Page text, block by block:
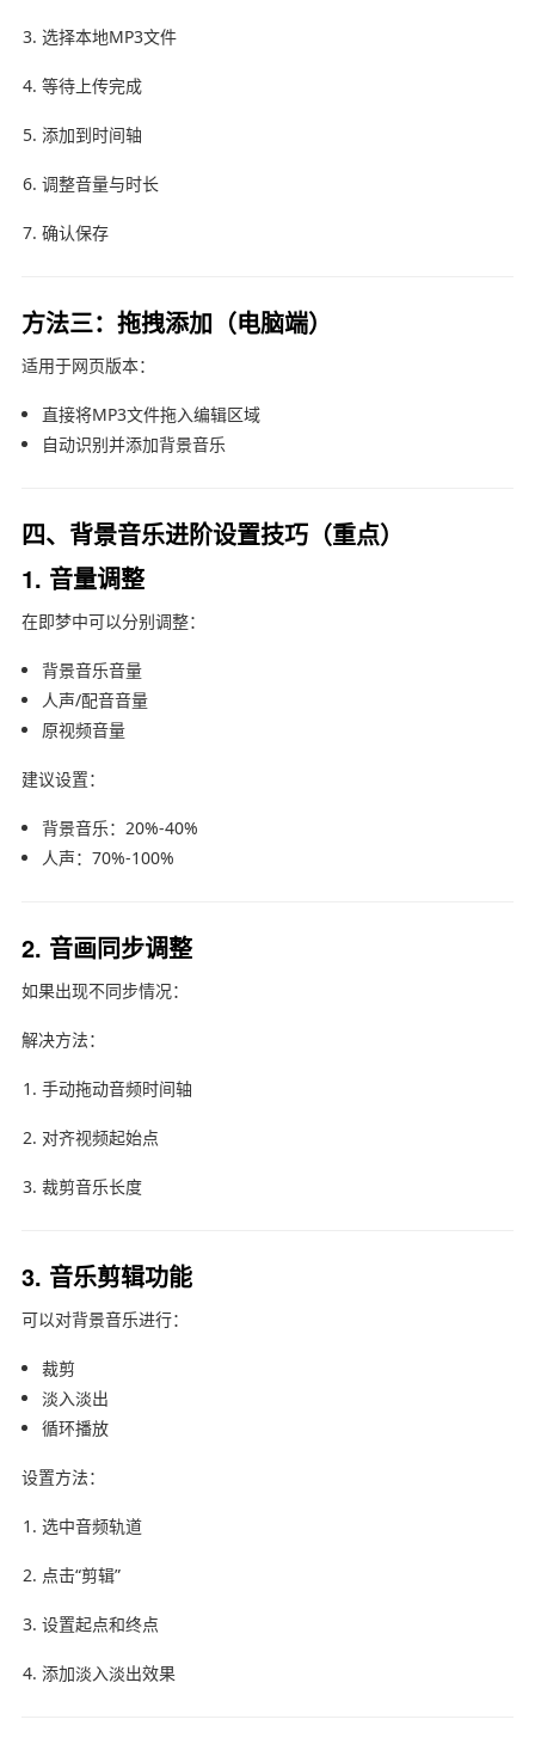
选择本地MP3文件
等待上传完成
添加到时间轴
调整音量与时长
确认保存
方法三：拖拽添加（电脑端）
适用于网页版本：
直接将MP3文件拖入编辑区域
自动识别并添加背景音乐
四、背景音乐进阶设置技巧（重点）
1. 音量调整
在即梦中可以分别调整：
背景音乐音量
人声/配音音量
原视频音量
建议设置：
背景音乐：20%-40%
人声：70%-100%
2. 音画同步调整
如果出现不同步情况：
解决方法：
手动拖动音频时间轴
对齐视频起始点
裁剪音乐长度
3. 音乐剪辑功能
可以对背景音乐进行：
裁剪
淡入淡出
循环播放
设置方法：
选中音频轨道
点击“剪辑”
设置起点和终点
添加淡入淡出效果